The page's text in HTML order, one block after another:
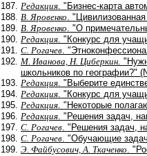
Редакция . "Бизнес-карта
В. Яровенко .
В. Яровенко . "О
Редакция . "Конкурс для
С. Рогачев .
М. Иванова, Н. Циберкин .
школьников по географии?"
Редакция . "Выберите
Редакция . "Конкурс для
Редакция . "Некоторые
Редакция . "Решения задач,
С. Рогачев . "Решения задач,
С. Рогачев . "Обучающие
Э. Файбусович, А. Ткаченко .